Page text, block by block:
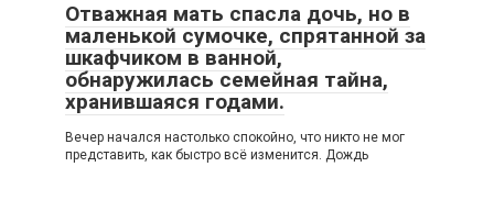
Отважная мать спасла дочь, но в
маленькой сумочке, спрятанной за
шкафчиком в ванной,
обнаружилась семейная тайна,
хранившаяся годами.
Вечер начался настолько спокойно, что никто не мог
представить, как быстро всё изменится. Дождь